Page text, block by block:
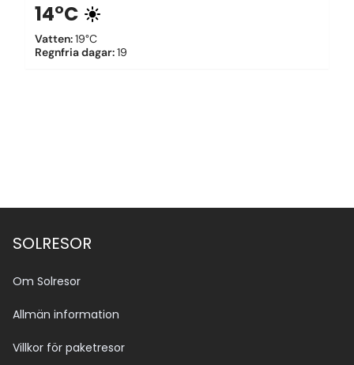
14°C
Vatten:19°C
Regnfria dagar:19
SOLRESOR
Om Solresor
Allmän information
Villkor för paketresor